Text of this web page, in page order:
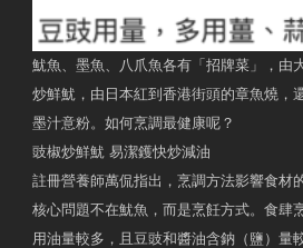
魷魚、墨魚、八爪魚各有「招牌菜」，由
炒鮮魷，由日本紅到香港街頭的章魚燒，
墨汁意粉。如何烹調最健康呢？
豉椒炒鮮魷 易潔鑊快炒減油
註冊營養師萬侃指出，烹調方法影響食材
核心問題不在魷魚，而是烹飪方式。食肆
用油量較多，且豆豉和醬油含鈉（鹽）量